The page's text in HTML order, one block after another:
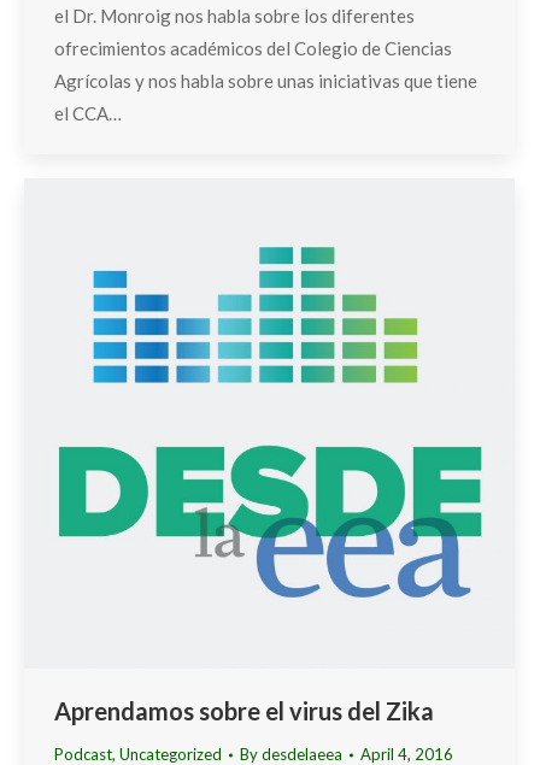
el Dr. Monroig nos habla sobre los diferentes
ofrecimientos académicos del Colegio de Ciencias
Agrícolas y nos habla sobre unas iniciativas que tiene
el CCA…
Aprendamos sobre el virus del Zika
Podcast, Uncategorized Bydesdelaeea April 4, 2016